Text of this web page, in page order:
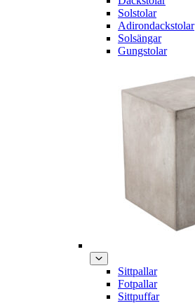
Solstolar
Adirondackstolar
Solsängar
Gungstolar
Sittpallar
Fotpallar
Sittpuffar